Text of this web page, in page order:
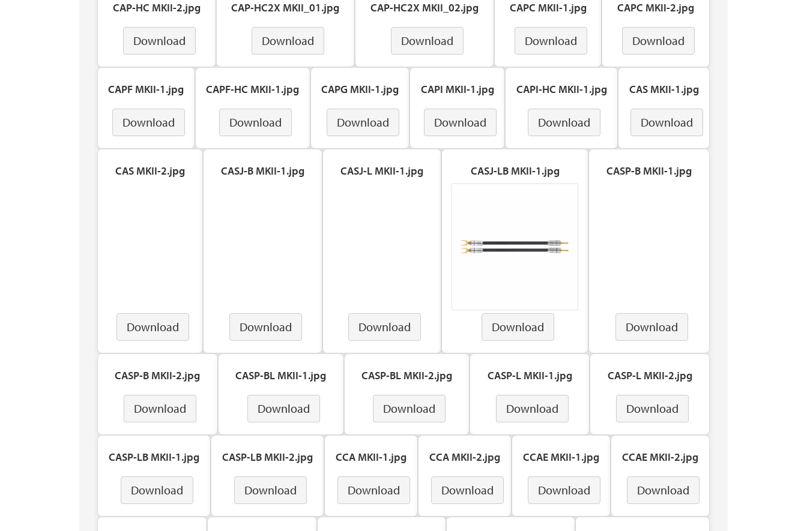
CAP-HC MKII-2.jpg
Download
CAP-HC2X MKII_01.jpg
Download
CAP-HC2X MKII_02.jpg
Download
CAPC MKII-1.jpg
Download
CAPC MKII-2.jpg
Download
CAPF MKII-1.jpg
Download
CAPF-HC MKII-1.jpg
Download
CAPG MKII-1.jpg
Download
CAPI MKII-1.jpg
Download
CAPI-HC MKII-1.jpg
Download
CAS MKII-1.jpg
Download
CAS MKII-2.jpg
Download
CASJ-B MKII-1.jpg
Download
CASJ-L MKII-1.jpg
Download
CASJ-LB MKII-1.jpg
Download
CASP-B MKII-1.jpg
Download
CASP-B MKII-2.jpg
Download
CASP-BL MKII-1.jpg
Download
CASP-BL MKII-2.jpg
Download
CASP-L MKII-1.jpg
Download
CASP-L MKII-2.jpg
Download
CASP-LB MKII-1.jpg
Download
CASP-LB MKII-2.jpg
Download
CCA MKII-1.jpg
Download
CCA MKII-2.jpg
Download
CCAE MKII-1.jpg
Download
CCAE MKII-2.jpg
Download